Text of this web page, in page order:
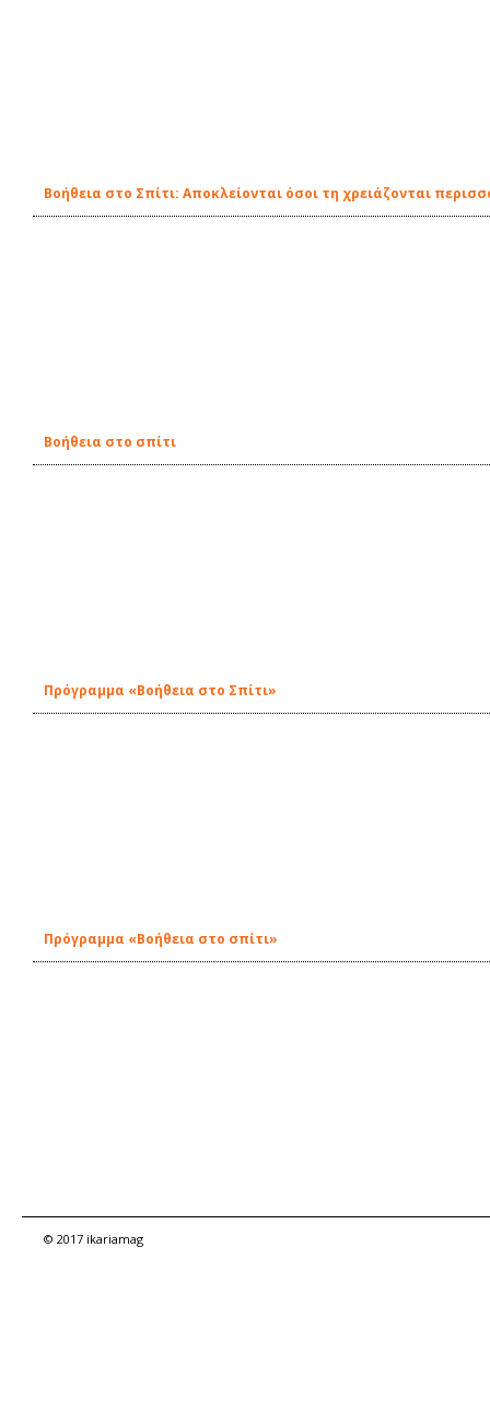
Βοήθεια στο Σπίτι: Αποκλείονται όσοι τη χρειάζονται
Βοήθεια στο σπίτι
Πρόγραμμα «Βοήθεια στο Σπίτι»
Πρόγραμμα «Βοήθεια στο σπίτι»
© 2017 ikariamag